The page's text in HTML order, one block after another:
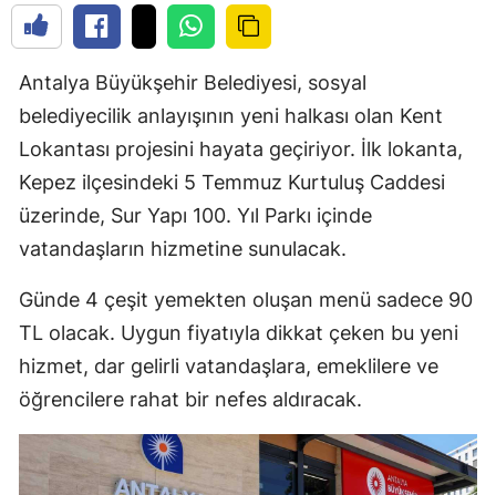
Antalya Büyükşehir Belediyesi, sosyal
belediyecilik anlayışının yeni halkası olan Kent
Lokantası projesini hayata geçiriyor. İlk lokanta,
Kepez ilçesindeki 5 Temmuz Kurtuluş Caddesi
üzerinde, Sur Yapı 100. Yıl Parkı içinde
vatandaşların hizmetine sunulacak.
Günde 4 çeşit yemekten oluşan menü sadece 90
TL olacak. Uygun fiyatıyla dikkat çeken bu yeni
hizmet, dar gelirli vatandaşlara, emeklilere ve
öğrencilere rahat bir nefes aldıracak.